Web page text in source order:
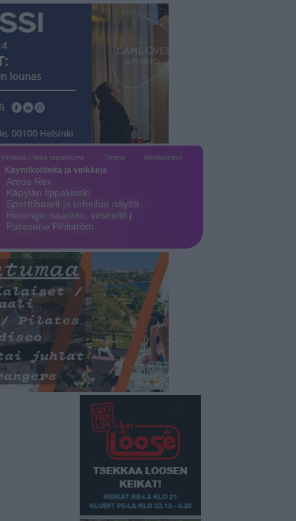
Vinkkaa / lisää tapahtuma Tietoja Mediatiedot
Käyntikohteita ja vinkkejä
Amos Rex
Käpylän lippakioski
Sporttibaarit ja urheilua näyttä…
Helsingin saaristo, vesireitit j…
Patisserie Pihlström